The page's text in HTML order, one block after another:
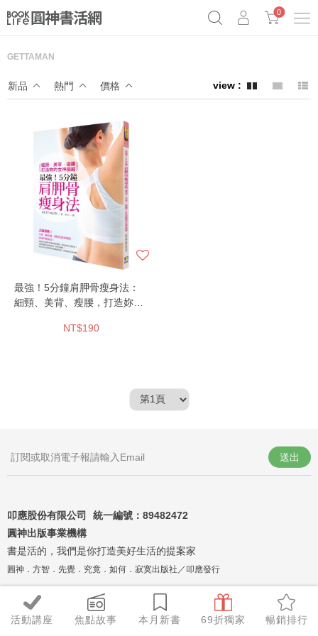
Netflix話題章魚小說！
0
活動講座 焦點故事 本月新書 69折獨家 暢銷排行
GETTAMAN
新品 熱門 價格
最強！5分鐘肩胛骨瘦身法：
細頸、美背、瘦腰，打造妳的
NT$190
叩應股份有限公司 統一編號： 89482472
圓神出版事業機構
書是活的，我們是你打造美好生活的提案家
圓神．方智．先覺．究竟．如何．寂寞出版社／叩應發行
送出